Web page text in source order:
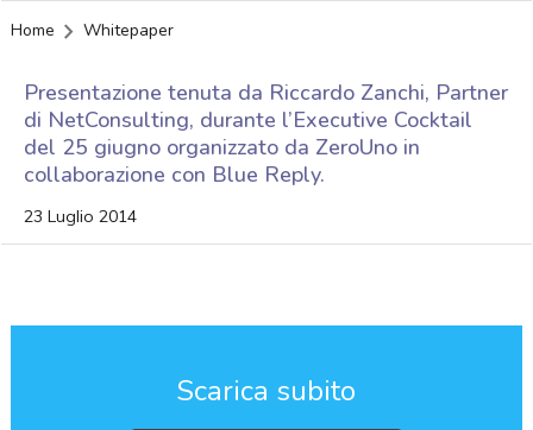
Home Whitepaper
Presentazione tenuta da Riccardo Zanchi, Partner
di NetConsulting, durante l’Executive Cocktail
del 25 giugno organizzato da ZeroUno in
collaborazione con Blue Reply.
23 Luglio 2014
Scarica subito